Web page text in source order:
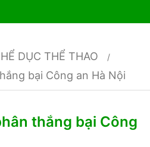
DỤC THỂ THAO
bại Công an Hà Nội
thắng bại Công